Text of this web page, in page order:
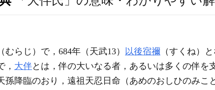
むらじ）で，684年（天武13） 以後宿禰 （すくね）
， 大伴とは，伴の大いなる者，あるいは多くの伴を
孫降臨のおり，遠祖天忍日命（あめのおしひのみこ